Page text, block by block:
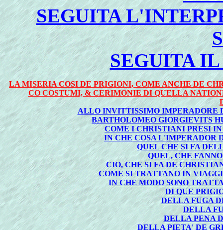
SEGUITA
SEGUITA
LA MISERIA COSI DE PRIGIONI, COME ANCHE DE
CO COSTUMI, & CERIMONIE DI QUELLA
ALLO INVITTISSIMO IMPERADORE
BARTHOLOMEO GIORGIEVITS
COME I CHRISTIANI PRESI
IN CHE COSA L'IMPERADOR
QUEL CHE SI FA
QUEL, CHE
CIO, CHE SI FA DE
COME SI TRATTANO IN
IN CHE MODO SONO
DI QUE
DELLA FUGA
DELLA
DELLA PENA
DELLA PIETA' DE